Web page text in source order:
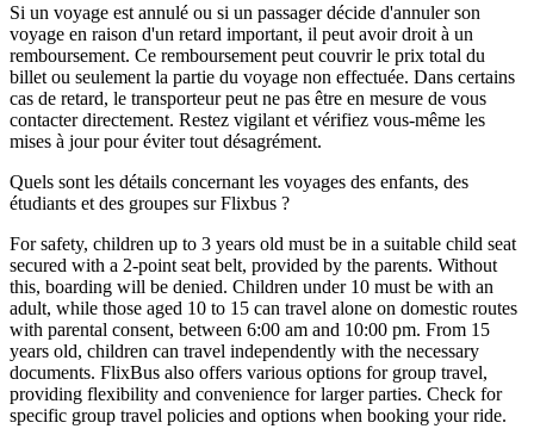
Si un voyage est annulé ou si un passager décide d'annuler son
voyage en raison d'un retard important, il peut avoir droit à un
remboursement. Ce remboursement peut couvrir le prix total du
billet ou seulement la partie du voyage non effectuée. Dans certains
cas de retard, le transporteur peut ne pas être en mesure de vous
contacter directement. Restez vigilant et vérifiez vous-même les
mises à jour pour éviter tout désagrément.
Quels sont les détails concernant les voyages des enfants, des
étudiants et des groupes sur Flixbus ?
For safety, children up to 3 years old must be in a suitable child seat
secured with a 2-point seat belt, provided by the parents. Without
this, boarding will be denied. Children under 10 must be with an
adult, while those aged 10 to 15 can travel alone on domestic routes
with parental consent, between 6:00 am and 10:00 pm. From 15
years old, children can travel independently with the necessary
documents. FlixBus also offers various options for group travel,
providing flexibility and convenience for larger parties. Check for
specific group travel policies and options when booking your ride.